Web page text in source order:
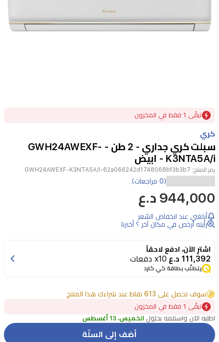
1
تبقًى 1 فقط في المخزون
كري
سبلت كري جداري - 2 طن - GWH24AWEXF-
K3NTA5A/i - ابيض
رمز المنتج: GWH24AWEXF-K3NTA5A/I-62a066242d1748068bf3b3b7
وحدة
تكييف
الهواء
من
كري
2
طن
خيارًا
مثاليًا
(0 مراجعات)
944,000 د.ع
أبلغني عند انخفاض السّعر
رأيته أرخص في مكان آخر ؟ أخبرنا
اشترِ الآن، ادفع لاحقاً
111,392 د.ع x10 دفعات
يتطلّب بطاقة كي كارد
سوف تحصل على 613 نقاط عند شراءك هذا المنتج
تبقًى 1 فقط في المخزون
اطلبه الآن واستلمه بحلول الخميس، 13 أغسطس
أضف إلى السلّة